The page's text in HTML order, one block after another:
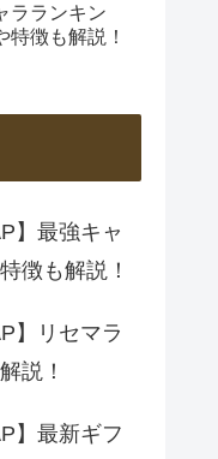
ラランキン
特徴も解説！
】最強キャ
徴も解説！
】リセマラ
説！
】最新ギフ